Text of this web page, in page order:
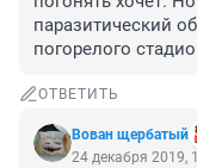
паразитический
погорелого
ОТВЕТИТЬ
Вован щербатый
24 декабря 2019,